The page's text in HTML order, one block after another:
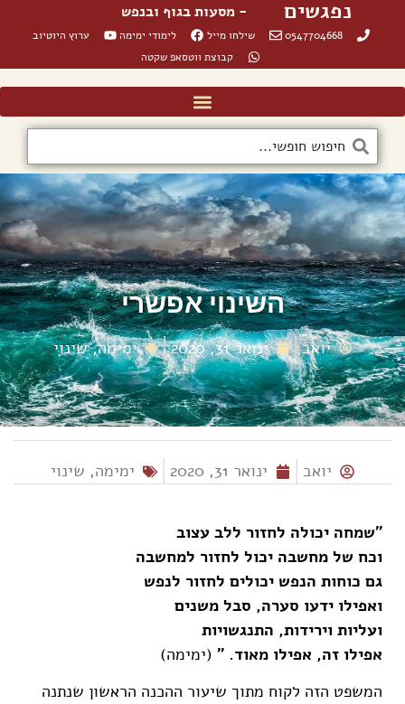
נפגשים - מסעות בגוף ובנפש
0547704668 שילחו מייל לימודי ימימה
ערוץ היוטיוב
קבוצת ווטסאפ שקטה
השינוי אפשרי
יואב ינואר 31, 2020 ימימה,שינוי
יואב ינואר 31, 2020 ימימה, שינוי
"שמחה יכולה לחזור ללב עצוב
וכח של מחשבה יכול לחזור למחשבה
גם כוחות הנפש יכולים לחזור לנפש
ואפילו ידעו סערה, סבל משנים
ועליות וירידות, התנגשויות
אפילו זה, אפילו מאוד. " (ימימה)
המשפט הזה לקוח מתוך שיעור ההכנה הראשון שנתנה